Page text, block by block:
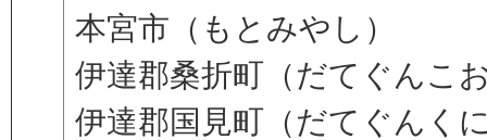
本宮市（もとみやし）
伊達郡桑折町（だてぐんこ
伊達郡国見町（だてぐんく